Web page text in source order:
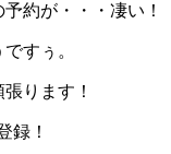
約が・・・凄い！
すぅ。
ります！
録！